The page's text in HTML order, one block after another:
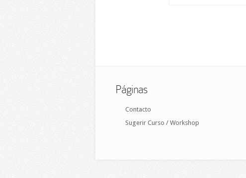
Páginas
Contacto
Sugerir Curso / Workshop